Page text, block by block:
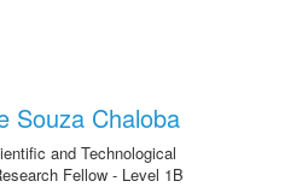
Souza Chaloba
and Technological
Fellow - Level 1B